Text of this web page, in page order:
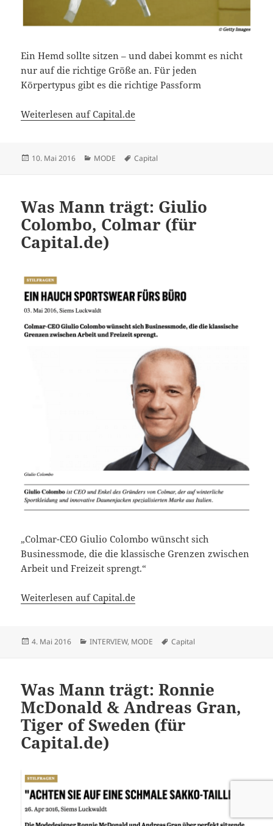
Ein Hemd sollte sitzen – und dabei kommt es nicht
nur auf die richtige Größe an. Für jeden
Körpertypus gibt es die richtige Passform
Weiterlesen auf Capital.de
Veröffentlicht
10. Mai 2016 Kategorien
MODE Schlagwörter
Capital
Was Mann trägt: Giulio
Colombo, Colmar (für
Capital.de)
„Colmar-CEO Giulio Colombo wünscht sich
Businessmode, die die klassische Grenzen zwischen
Arbeit und Freizeit sprengt.“
Weiterlesen auf Capital.de
Veröffentlicht
4. Mai 2016 Kategorien
INTERVIEW, MODE Schlagwörter
Capital
Was Mann trägt: Ronnie
McDonald & Andreas Gran,
Tiger of Sweden (für
Capital.de)